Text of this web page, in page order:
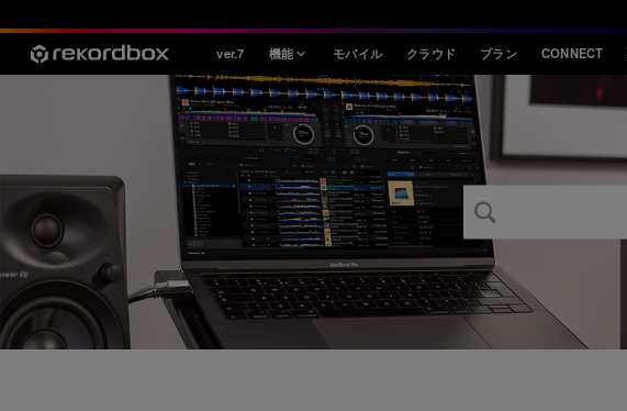
ver.7 機能
スタイル
House / Techno
Open Format
Mobile & Home
プロフェッショナル
モバイル クラウド プラン CONNECT